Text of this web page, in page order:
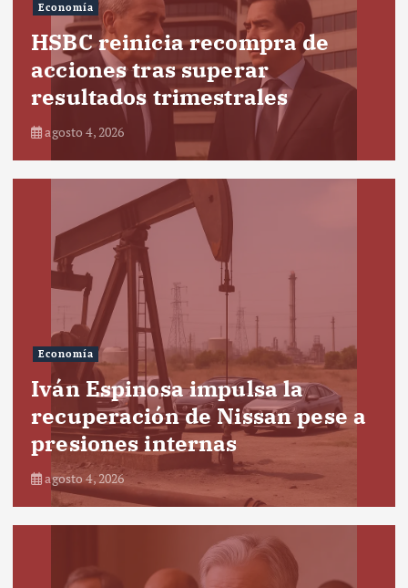
Economía
HSBC reinicia recompra de
acciones tras superar
resultados trimestrales
agosto 4, 2026
Economía
Iván Espinosa impulsa la
recuperación de Nissan pese a
presiones internas
agosto 4, 2026